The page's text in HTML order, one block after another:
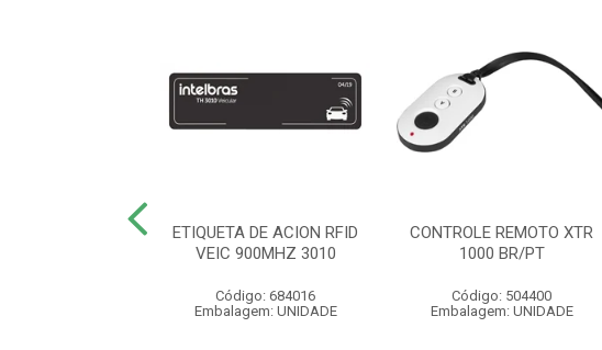
ETIQUETA DE ACION RFID
VEIC 900MHZ 3010
Código: 684016
Embalagem: UNIDADE
CONTROLE REMOTO XTR
1000 BR/PT
Código: 504400
Embalagem: UNIDADE